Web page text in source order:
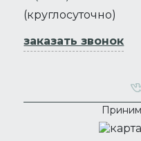
(круглосуточно)
заказать звонок